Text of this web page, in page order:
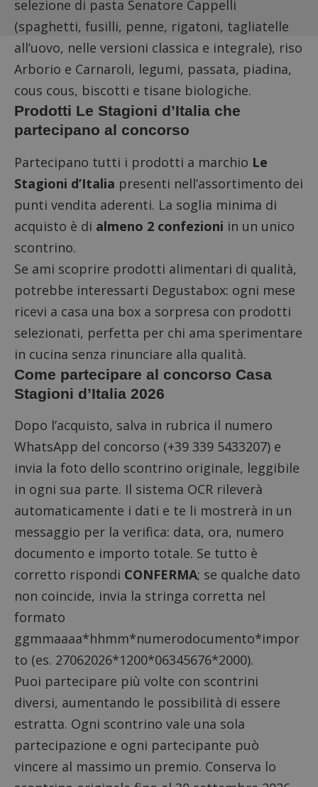
selezione di pasta Senatore Cappelli
(spaghetti, fusilli, penne, rigatoni, tagliatelle
all’uovo, nelle versioni classica e integrale), riso
Arborio e Carnaroli, legumi, passata, piadina,
cous cous, biscotti e tisane biologiche.
Prodotti Le Stagioni d’Italia che
partecipano al concorso
Partecipano tutti i prodotti a marchio Le
Stagioni d’Italia presenti nell’assortimento dei
punti vendita aderenti. La soglia minima di
acquisto è di almeno 2 confezioni in un unico
scontrino.
Se ami scoprire prodotti alimentari di qualità,
potrebbe interessarti Degustabox: ogni mese
ricevi a casa una box a sorpresa con prodotti
selezionati, perfetta per chi ama sperimentare
in cucina senza rinunciare alla qualità.
Come partecipare al concorso Casa
Stagioni d’Italia 2026
Dopo l’acquisto, salva in rubrica il numero
WhatsApp del concorso (+39 339 5433207) e
invia la foto dello scontrino originale, leggibile
in ogni sua parte. Il sistema OCR rileverà
automaticamente i dati e te li mostrerà in un
messaggio per la verifica: data, ora, numero
documento e importo totale. Se tutto è
corretto rispondi CONFERMA; se qualche dato
non coincide, invia la stringa corretta nel
formato
ggmmaaaa*hhmm*numerodocumento*impor
to (es. 27062026*1200*06345676*2000).
Puoi partecipare più volte con scontrini
diversi, aumentando le possibilità di essere
estratta. Ogni scontrino vale una sola
partecipazione e ogni partecipante può
vincere al massimo un premio. Conserva lo